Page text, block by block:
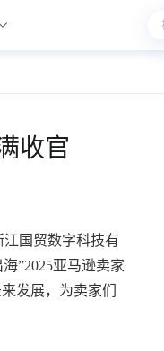
收官
国贸数字科技有
”2025亚马逊卖家
发展，为卖家们